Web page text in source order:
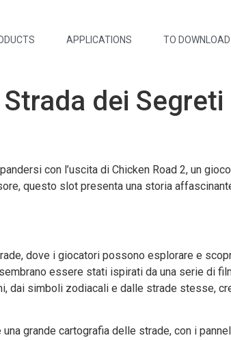
APPLICATIONS TO DOWNLOAD
dei
con l’uscita di Chicken Road 2, un
questo slot presenta una storia
dove i giocatori possono esplorare e
essere stati ispirati da una serie di
dai simboli zodiacali e dalle strade stesse,
grande cartografia delle strade, con i